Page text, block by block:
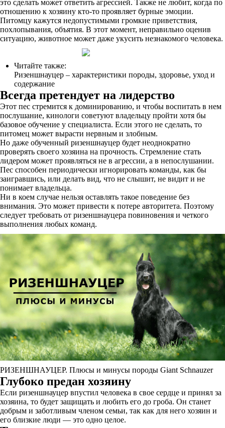
это сделать может ответить агрессией. Также не любит, когда по
отношению к хозяину кто-то проявляет бурные эмоции.
Питомцу кажутся недопустимыми громкие приветствия,
похлопывания, объятия. В этот момент, неправильно оценив
ситуацию, животное может даже укусить незнакомого человека.
Читайте также:
Ризеншнауцер – характеристики породы, здоровье, уход и
содержание
Всегда претендует на лидерство
Этот пес стремится к доминированию, и чтобы воспитать в нем
послушание, кинологи советуют владельцу пройти хотя бы
базовое обучение у специалиста. Если этого не сделать, то
питомец может вырасти нервным и злобным.
Но даже обученный ризеншнауцер будет неоднократно
проверять своего хозяина на прочность. Стремление стать
лидером может проявляться не в агрессии, а в непослушании.
Пес способен периодически игнорировать команды, как бы
заигравшись, или делать вид, что не слышит, не видит и не
понимает владельца.
Ни в коем случае нельзя оставлять такое поведение без
внимания. Это может привести к потере авторитета. Поэтому
следует требовать от ризеншнауцера повиновения и четкого
выполнения любых команд.
РИЗЕНШНАУЦЕР. Плюсы и минусы породы Giant Schnauzer
Глубоко предан хозяину
Если ризеншнауцер впустил человека в свое сердце и принял за
хозяина, то будет защищать и любить его до гроба. Он станет
добрым и заботливым членом семьи, так как для него хозяин и
его близкие люди ― это одно целое.